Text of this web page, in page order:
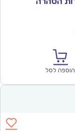
הוספה לסל